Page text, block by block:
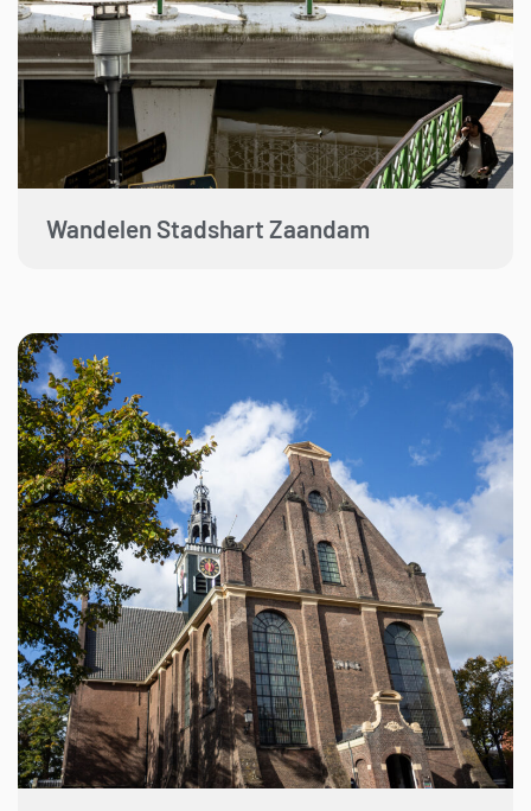
Wandelen Stadshart Zaandam